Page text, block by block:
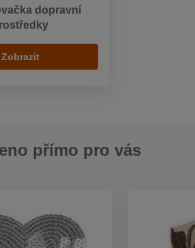
dopravní
Zobrazit
přímo pro vás